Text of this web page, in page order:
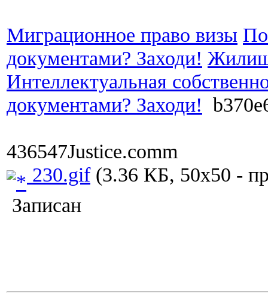
Миграционное право визы
документами? Заходи!
Интеллектуальная
документами? Заходи!
436547Justice.comm
230.gif(3.36 КБ, 50x50 -
Записан